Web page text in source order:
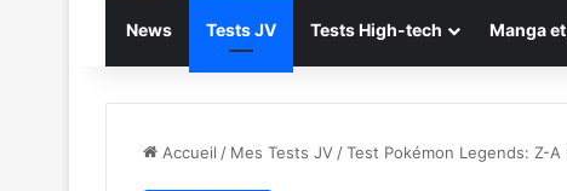
News Tests JV Tests High-tech Manga
Accueil / Mes Tests JV /Test Pokémon Legends: Z-